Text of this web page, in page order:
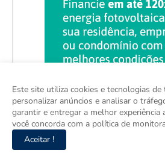
Este site utiliza cookies e tecnologias de
personalizar anúncios e analisar o
garantir e entregar a melhor experiência
você concorda com a política de
Aceitar !